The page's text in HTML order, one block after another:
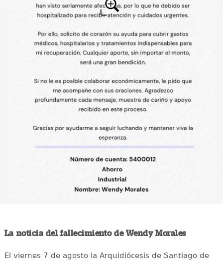
La noticia del fallecimiento de Wendy Morales
El viernes 7 de agosto la Arquidiócesis de Santiago de